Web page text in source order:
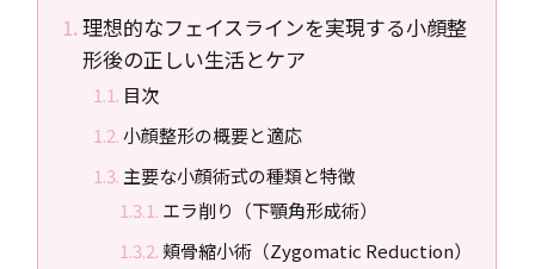
理想的なフェイスラインを実現する小顔整
形後の正しい生活とケア
目次
小顔整形の概要と適応
主要な小顔術式の種類と特徴
エラ削り（下顎角形成術）
頬骨縮小術（Zygomatic Reduction）